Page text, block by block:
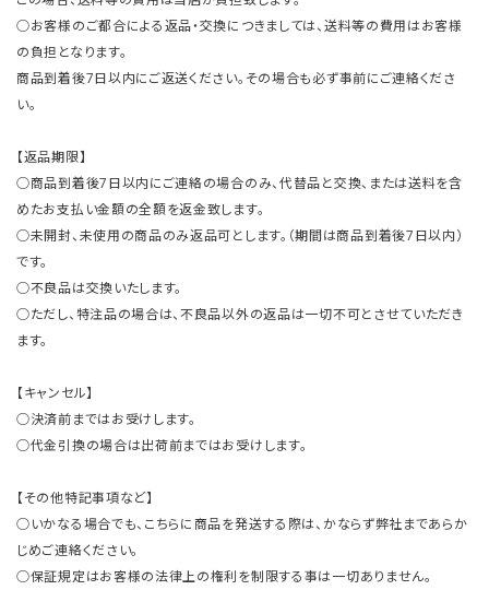
○お客様のご都合による返品・交換につきましては、送料等の費用はお客様
の負担となります。
商品到着後7日以内にご返送ください。その場合も必ず事前にご連絡くださ
い。
【返品期限】
○商品到着後7日以内にご連絡の場合のみ、代替品と交換、または送料を含
めたお支払い金額の全額を返金致します。
○未開封、未使用の商品のみ返品可とします。（期間は商品到着後7日以内）
です。
○不良品は交換いたします。
○ただし、特注品の場合は、不良品以外の返品は一切不可とさせていただき
ます。
【キャンセル】
○決済前まではお受けします。
○代金引換の場合は出荷前まではお受けします。
【その他特記事項など】
○いかなる場合でも、こちらに商品を発送する際は、かならず弊社まであらか
じめご連絡ください。
○保証規定はお客様の法律上の権利を制限する事は一切ありません。